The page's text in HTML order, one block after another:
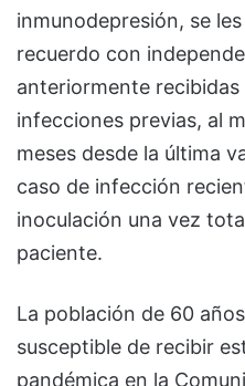
inmunodepresión, se
recuerdo con
anteriormente
infecciones previas, al
meses desde la última
caso de infección
inoculación una vez
paciente.
La población de 60
susceptible de recibir
pandémica en la